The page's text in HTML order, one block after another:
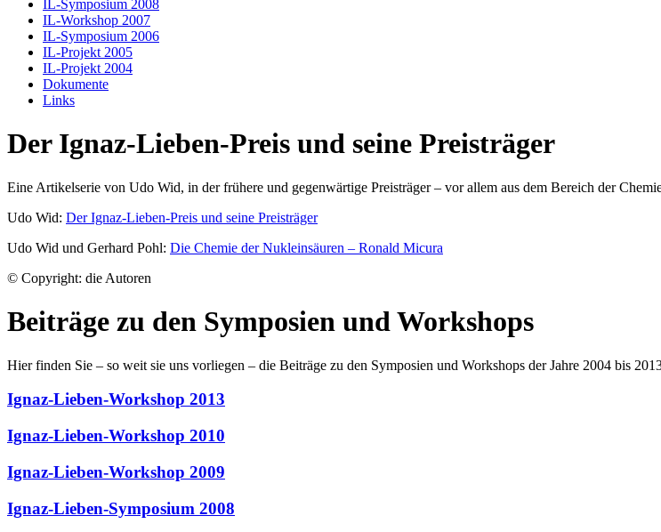
IL-Symposium 2008
IL-Workshop 2007
IL-Symposium 2006
IL-Projekt 2005
IL-Projekt 2004
Dokumente
Links
Der Ignaz-Lieben-Preis und seine Preisträger
Eine Artikelserie von Udo Wid, in der frühere und gegenwärtige Preisträger – vor allem aus dem Bereich der
Udo Wid: Der Ignaz-Lieben-Preis und seine Preisträger
Udo Wid und Gerhard Pohl: Die Chemie der Nukleinsäuren – Ronald Micura
© Copyright: die Autoren
Beiträge zu den Symposien und Workshops
Hier finden Sie – so weit sie uns vorliegen – die Beiträge zu den Symposien und Workshops der Jahre 2004 bis
Ignaz-Lieben-Workshop 2013
Ignaz-Lieben-Workshop 2010
Ignaz-Lieben-Workshop 2009
Ignaz-Lieben-Symposium 2008